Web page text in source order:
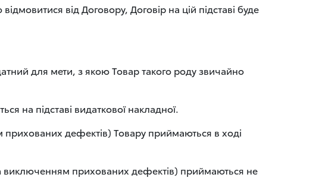
від Договору, Договір на цій підставі буде
для мети, з якою Товар такого роду звичайно
на підставі видаткової накладної.
прихованих дефектів) Товару приймаються в ході
виключенням прихованих дефектів) приймаються не